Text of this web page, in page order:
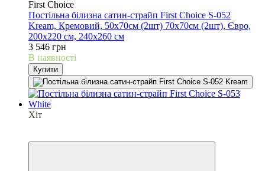
First Choice
Постільна білизна сатин-страйп First Choice S-052
Kream, Кремовий, 50х70см (2шт) 70х70см (2шт), Євро,
200х220 см, 240х260 см
3 546 грн
В наявності
Купити
Хіт